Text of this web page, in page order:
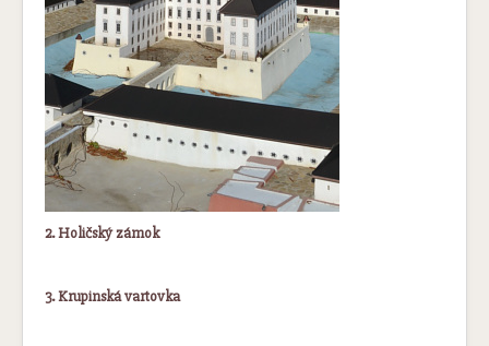
2. Holičský zámok
3. Krupinská vartovka